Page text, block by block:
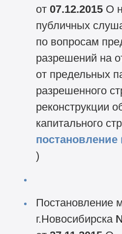
от 07.12.2015 О
публичных
по вопросам
разрешений на
от предельных
разрешенного
реконструкции
капитального
постановление
)
Постановление
г.Новосибирска